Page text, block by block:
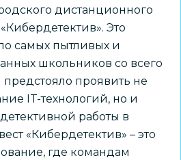
дистанционного
Это
самых пытливых и
школьников со всего
предстояло проявить не
IT-технологий, но и
работы в
«Кибердетектив» – это
где командам